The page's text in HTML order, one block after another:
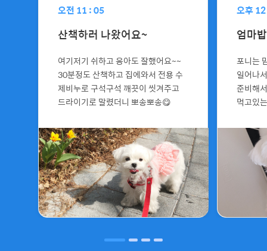
오전 11 : 05
산책하러 나왔어요~
여기저기 쉬하고 응아도 잘했어요~~
30분정도 산책하고 집에와서 전용 수
제비누로 구석구석 깨끗이 씻겨주고
드라이기로 말렸더니 뽀송뽀송😋
오후
엄마
포니는
일어나
준비해
먹고있